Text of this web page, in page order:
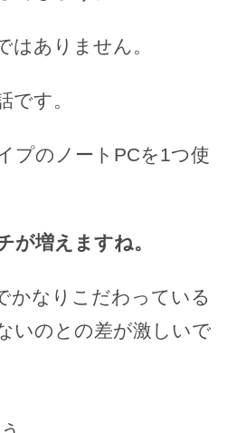
はありません。
です。
プのノートPCを1つ使
が増えますね。
かなりこだわっている
いのとの差が激しいで